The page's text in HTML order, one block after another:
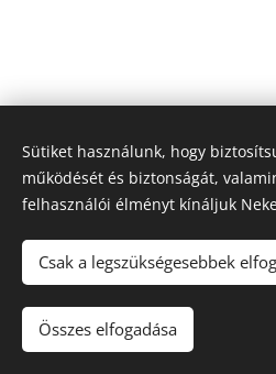
© 2026 Nagyfólia Kft.
Sütik
Sütiket használunk, hogy
működését és biztonságát,
felhasználói élményt kínáljuk
Csak a legszükségesebbek
Összes elfogadása